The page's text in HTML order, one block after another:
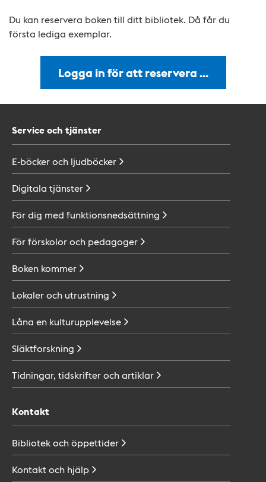
Du kan reservera boken till ditt bibliotek. Då får du
första lediga exemplar.
Logga in för att reservera …
Service och tjänster
E-böcker och ljudböcker
Digitala tjänster
För dig med funktionsnedsättning
För förskolor och pedagoger
Boken kommer
Lokaler och utrustning
Låna en kulturupplevelse
Släktforskning
Tidningar, tidskrifter ochartiklar
Kontakt
Bibliotek ochöppettider
Kontakt och hjälp